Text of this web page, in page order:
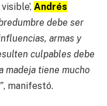
Andrés
debe ser
armas y
culpables debe
madeja tiene mucho
, manifestó.